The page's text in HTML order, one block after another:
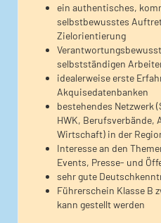
ein authentisches,
selbstbewusstes
Zielorientierung
selbstständigen
idealerweise erste
Akquisedatenbanken
bestehendes Netzwerk
HWK, Berufsverbände,
Wirtschaft) in der
Interesse an den
Events, Presse- und
sehr gute
Führerschein Klasse B
kann gestellt werden